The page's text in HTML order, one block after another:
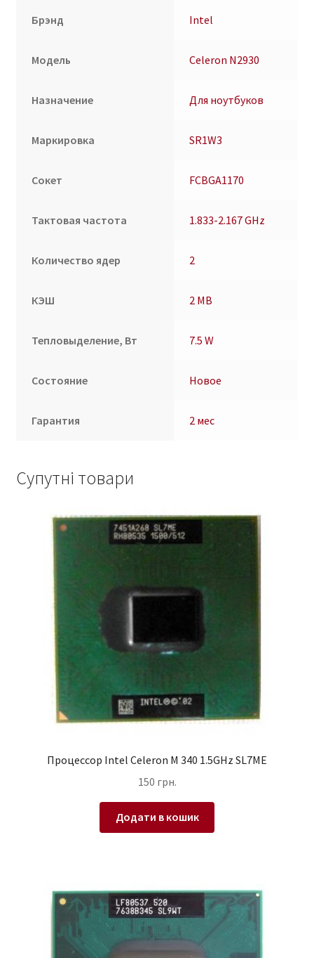
Брэнд Intel
Модель Celeron N2930
Назначение Для ноутбуков
Маркировка SR1W3
Сокет FCBGA1170
Тактовая частота 1.833-2.167 GHz
Количество ядер 2
КЭШ 2 MB
Тепловыделение, Вт 7.5 W
Состояние Новое
Гарантия 2 мес
Супутні товари
Процессор Intel Celeron M 340 1.5GHz SL7ME
150 грн.
Додати в кошик